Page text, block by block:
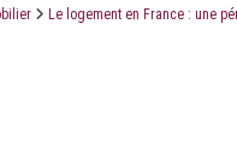
Le logement en France : une